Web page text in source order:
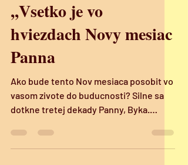
15. 9. 2023
Minut čtení: 3
Aktualne energie
,,Vsetko je vo
hviezdach Novy mesiac
Panna